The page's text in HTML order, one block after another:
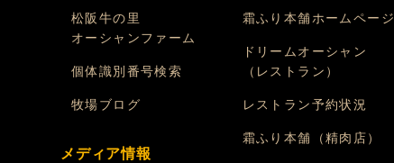
松阪牛の里
オーシャンファーム
個体識別番号検索
牧場ブログ
メディア情報
霜ふり本舗ホームページ
ドリームオーシャン
（レストラン）
レストラン予約状況
霜ふり本舗（精肉店）